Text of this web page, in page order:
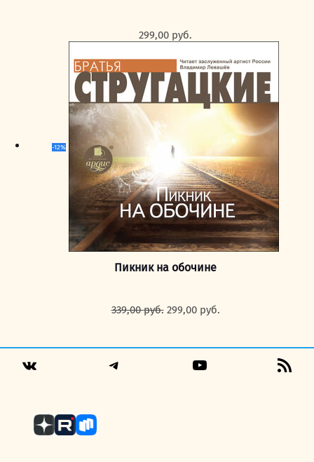
299,00 руб.
-12%
Пикник на обочине
339,00руб. Первоначальная
339,00 руб..
299,00 руб.